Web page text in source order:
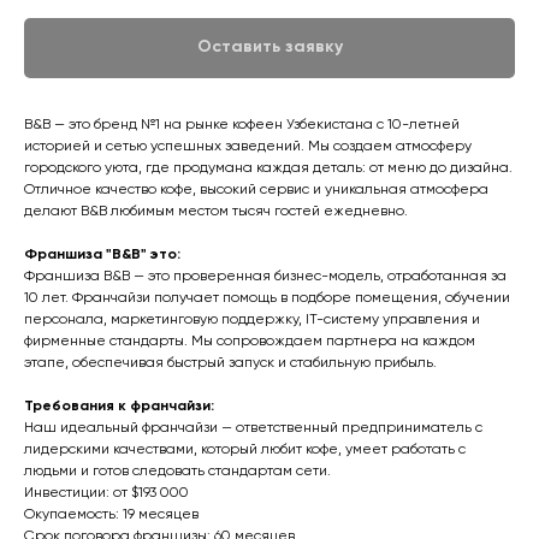
Оставить заявку
B&B — это бренд №1 на рынке кофеен Узбекистана с 10-летней
историей и сетью успешных заведений. Мы создаем атмосферу
городского уюта, где продумана каждая деталь: от меню до дизайна.
Отличное качество кофе, высокий сервис и уникальная атмосфера
делают B&B любимым местом тысяч гостей ежедневно.
Франшиза "B&B" это:
Франшиза B&B — это проверенная бизнес-модель, отработанная за
10 лет. Франчайзи получает помощь в подборе помещения, обучении
персонала, маркетинговую поддержку, IT-систему управления и
фирменные стандарты. Мы сопровождаем партнера на каждом
этапе, обеспечивая быстрый запуск и стабильную прибыль.
Требования к франчайзи:
Наш идеальный франчайзи — ответственный предприниматель с
лидерскими качествами, который любит кофе, умеет работать с
людьми и готов следовать стандартам сети.
Инвестиции: от $193 000
Окупаемость: 19 месяцев